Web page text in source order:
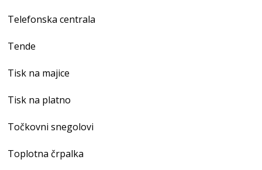
Telefonska centrala
Tende
Tisk na majice
Tisk na platno
Točkovni snegolovi
Toplotna črpalka